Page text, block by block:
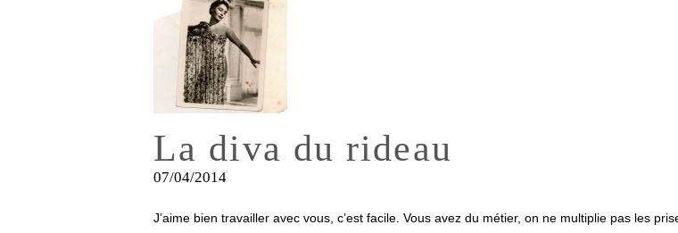
La diva du rideau
07/04/2014
J’aime bien travailler avec vous, c’est facile. Vous avez du métier, on ne multiplie pas les